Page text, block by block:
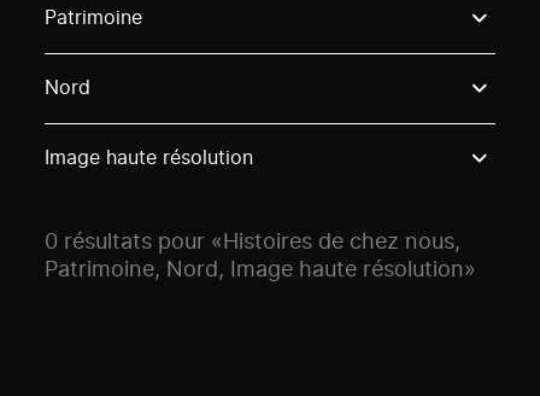
Patrimoine
Nord
Image haute résolution
0 résultats pour «Histoires de chez nous,
Patrimoine, Nord, Image haute résolution»